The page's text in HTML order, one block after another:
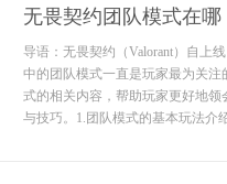
无畏契约团队模式在哪
导语：无畏契约（Valorant）自上
中的团队模式一直是玩家最为关
式的相关内容，帮助玩家更好地
与技巧。1.团队模式的基本玩法介